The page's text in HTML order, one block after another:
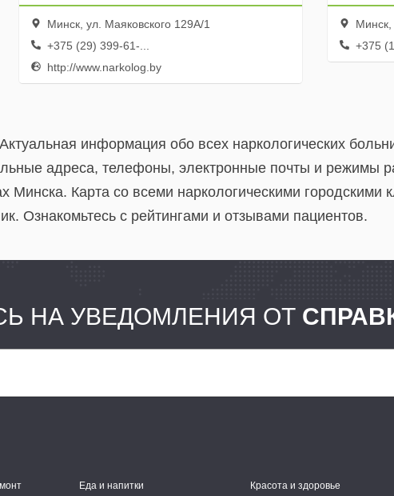
Минск, ул. Маяковского 129А/1
+375 (29) 399-61-...
http://www.narkolog.by
Минск,
+375
информация обо всех наркологических
адреса, телефоны, электронные почты и режимы
Минска. Карта со всеми наркологическими городскими
Ознакомьтесь с рейтингами и отзывами пациентов.
НА УВЕДОМЛЕНИЯ ОТ
Еда и напитки Красота и здоровье